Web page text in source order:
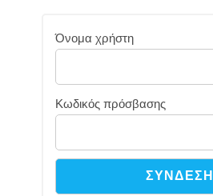
Όνομα χρήστη
Κωδικός πρόσβασης